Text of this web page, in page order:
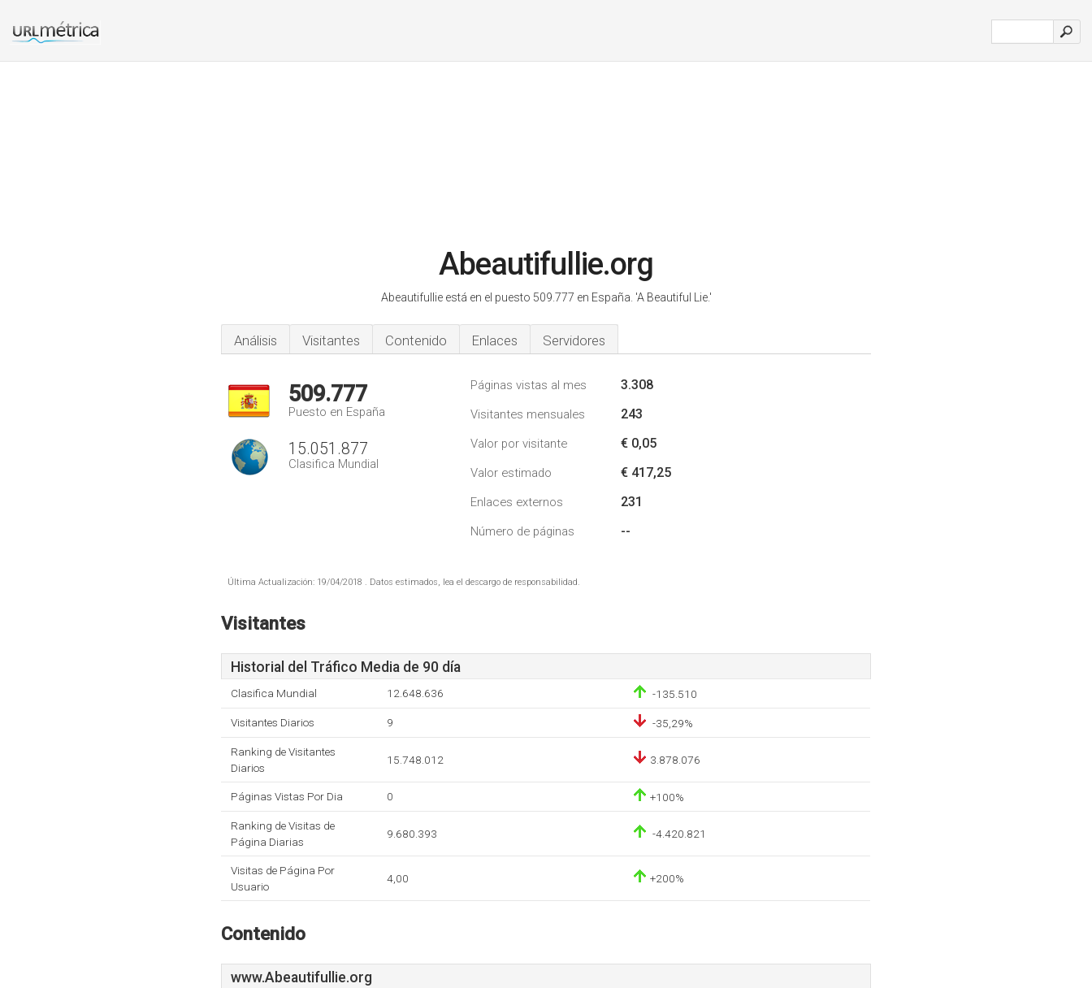
Abeautifullie.org
Abeautifullie está en el puesto 509.777 en España. 'A Beautiful Lie.'
Análisis Visitantes Contenido Enlaces Servidores
509.777
Puesto en España
15.051.877
Clasifica Mundial
Páginas vistas al mes 3.308
Visitantes mensuales 243
Valor por visitante € 0,05
Valor estimado € 417,25
Enlaces externos 231
Número de páginas --
Última Actualización: 19/04/2018 . Datos estimados, lea el descargo de responsabilidad.
Visitantes
Historial del Tráfico Media de 90 día
Clasifica Mundial 12.648.636 -135.510
Visitantes Diarios 9 -35,29%
Ranking de Visitantes
Diarios
15.748.012 3.878.076
Páginas Vistas Por Dia 0 +100%
Ranking de Visitas de
Página Diarias
9.680.393 -4.420.821
Visitas de Página Por
Usuario
4,00 +200%
Contenido
www.Abeautifullie.org